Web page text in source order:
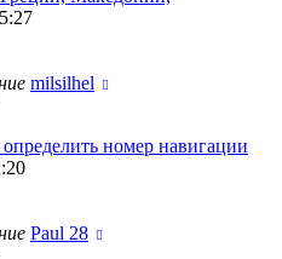
milsilhel
номер навигации
Paul 28